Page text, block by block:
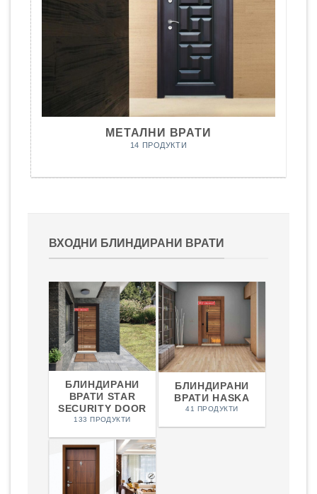
МЕТАЛНИ ВРАТИ
14 ПРОДУКТИ
ВХОДНИ БЛИНДИРАНИ ВРАТИ
БЛИНДИРАНИ
ВРАТИ STAR
SECURITY DOOR
133 ПРОДУКТИ
БЛИНДИРАНИ
ВРАТИ HASKA
41 ПРОДУКТИ